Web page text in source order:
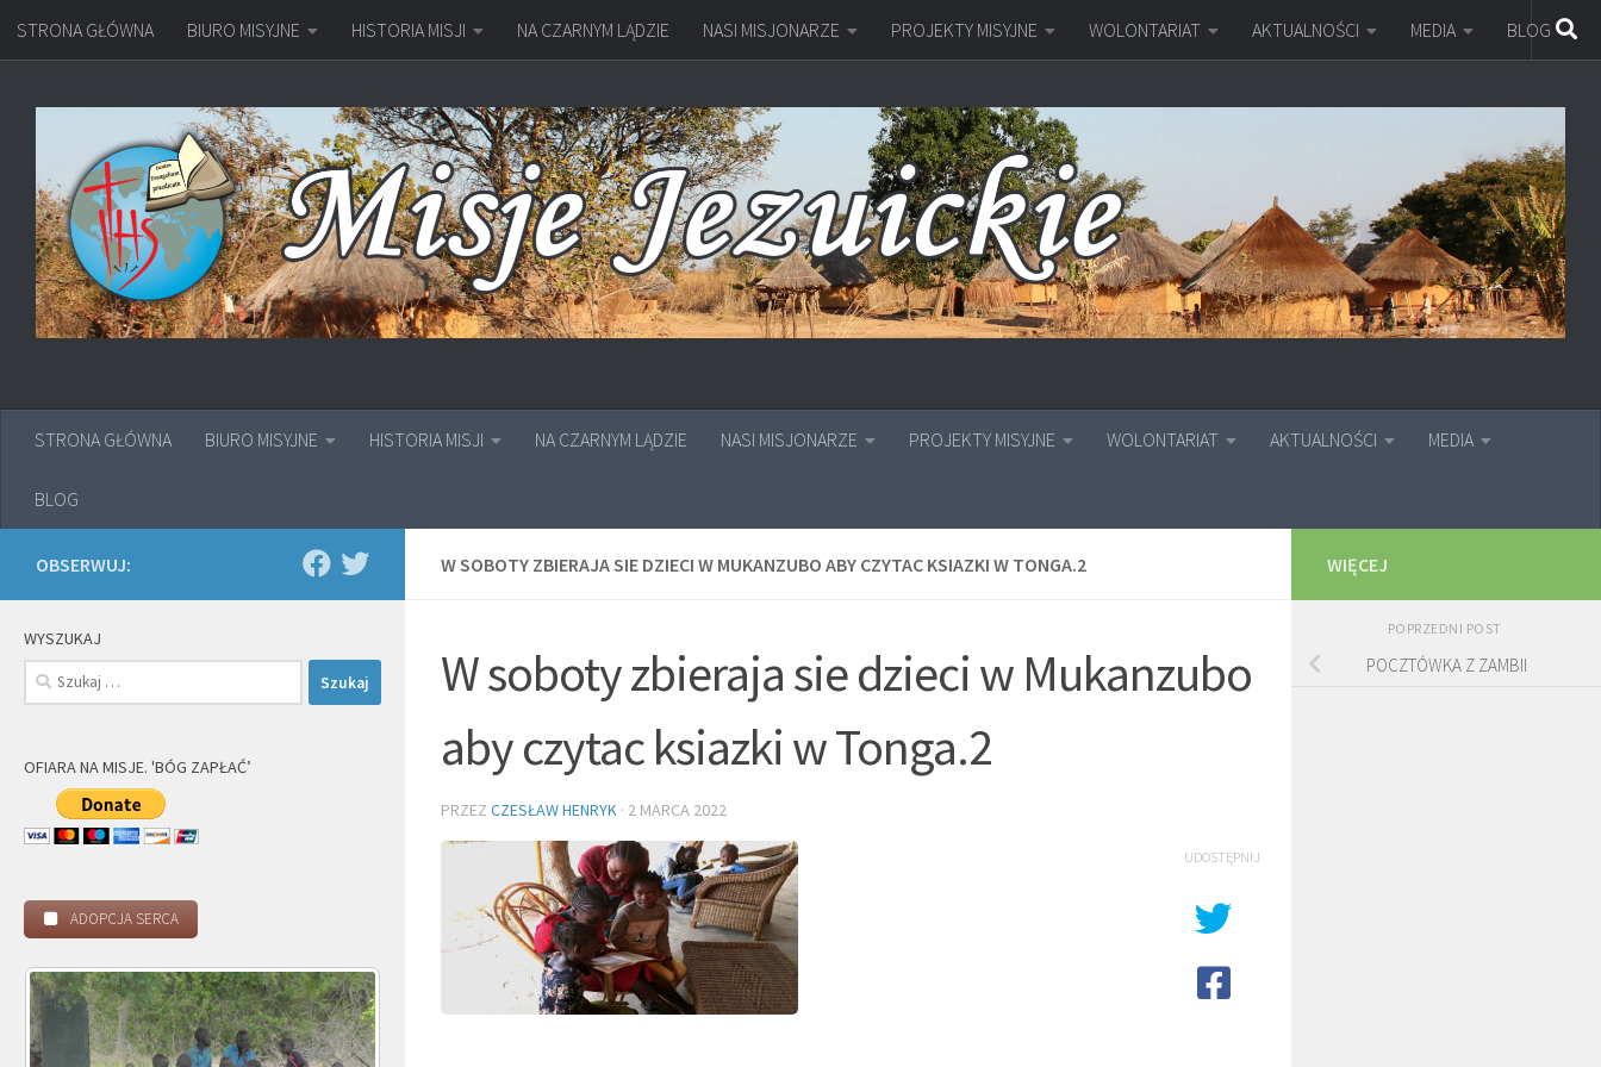
Przejdź do treści
STRONA GŁÓWNA BIURO MISYJNE HISTORIA MISJI NA CZARNYM LĄDZIE NASI MISJONARZE PROJEKTY MISYJNE WOLONTARIAT AKTUALNOŚCI MEDIA BLOG
STRONA GŁÓWNA BIURO MISYJNE HISTORIA MISJI NA CZARNYM LĄDZIE NASI MISJONARZE PROJEKTY MISYJNE WOLONTARIAT AKTUALNOŚCI MEDIA
BLOG
W SOBOTY ZBIERAJA SIE DZIECI W MUKANZUBO ABY CZYTAC KSIAZKI W TONGA.2
W soboty zbieraja sie dzieci w Mukanzubo
aby czytac ksiazki w Tonga.2
PRZEZ CZESŁAW HENRYK · 2 MARCA 2022
UDOSTĘPNIJ
OBSERWUJ:
WYSZUKAJ
Szukaj:
OFIARA NA MISJE. 'BÓG ZAPŁAĆ’
ADOPCJA SERCA
WIĘCEJ
POPRZEDNI POST
POCZTÓWKA Z ZAMBII